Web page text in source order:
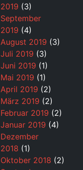
2019 (3)
September
2019 (4)
August 2019 (3)
Juli 2019 (3)
Juni 2019 (1)
Mai 2019 (1)
April 2019 (2)
März 2019 (2)
Februar 2019 (2)
Januar 2019 (4)
Dezember
2018 (1)
Oktober 2018 (2)